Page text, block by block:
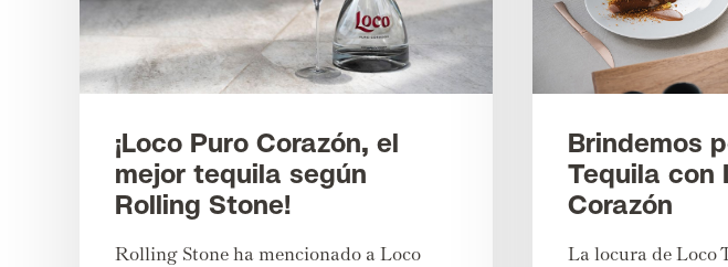
¡Loco Puro Corazón, el
mejor tequila según
Rolling Stone!
Rolling Stone ha mencionado a Loco
Brindemos
Tequila con
Corazón
La locura de Loco